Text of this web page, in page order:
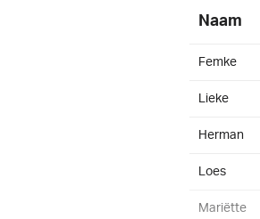
Naam
Femke
Lieke
Herman
Loes
Mariëtte